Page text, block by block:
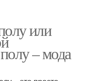
или
– мода